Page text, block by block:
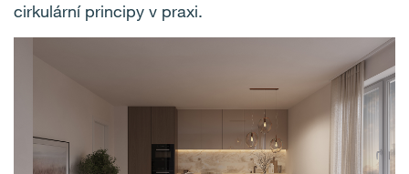
cirkulární principy v praxi.